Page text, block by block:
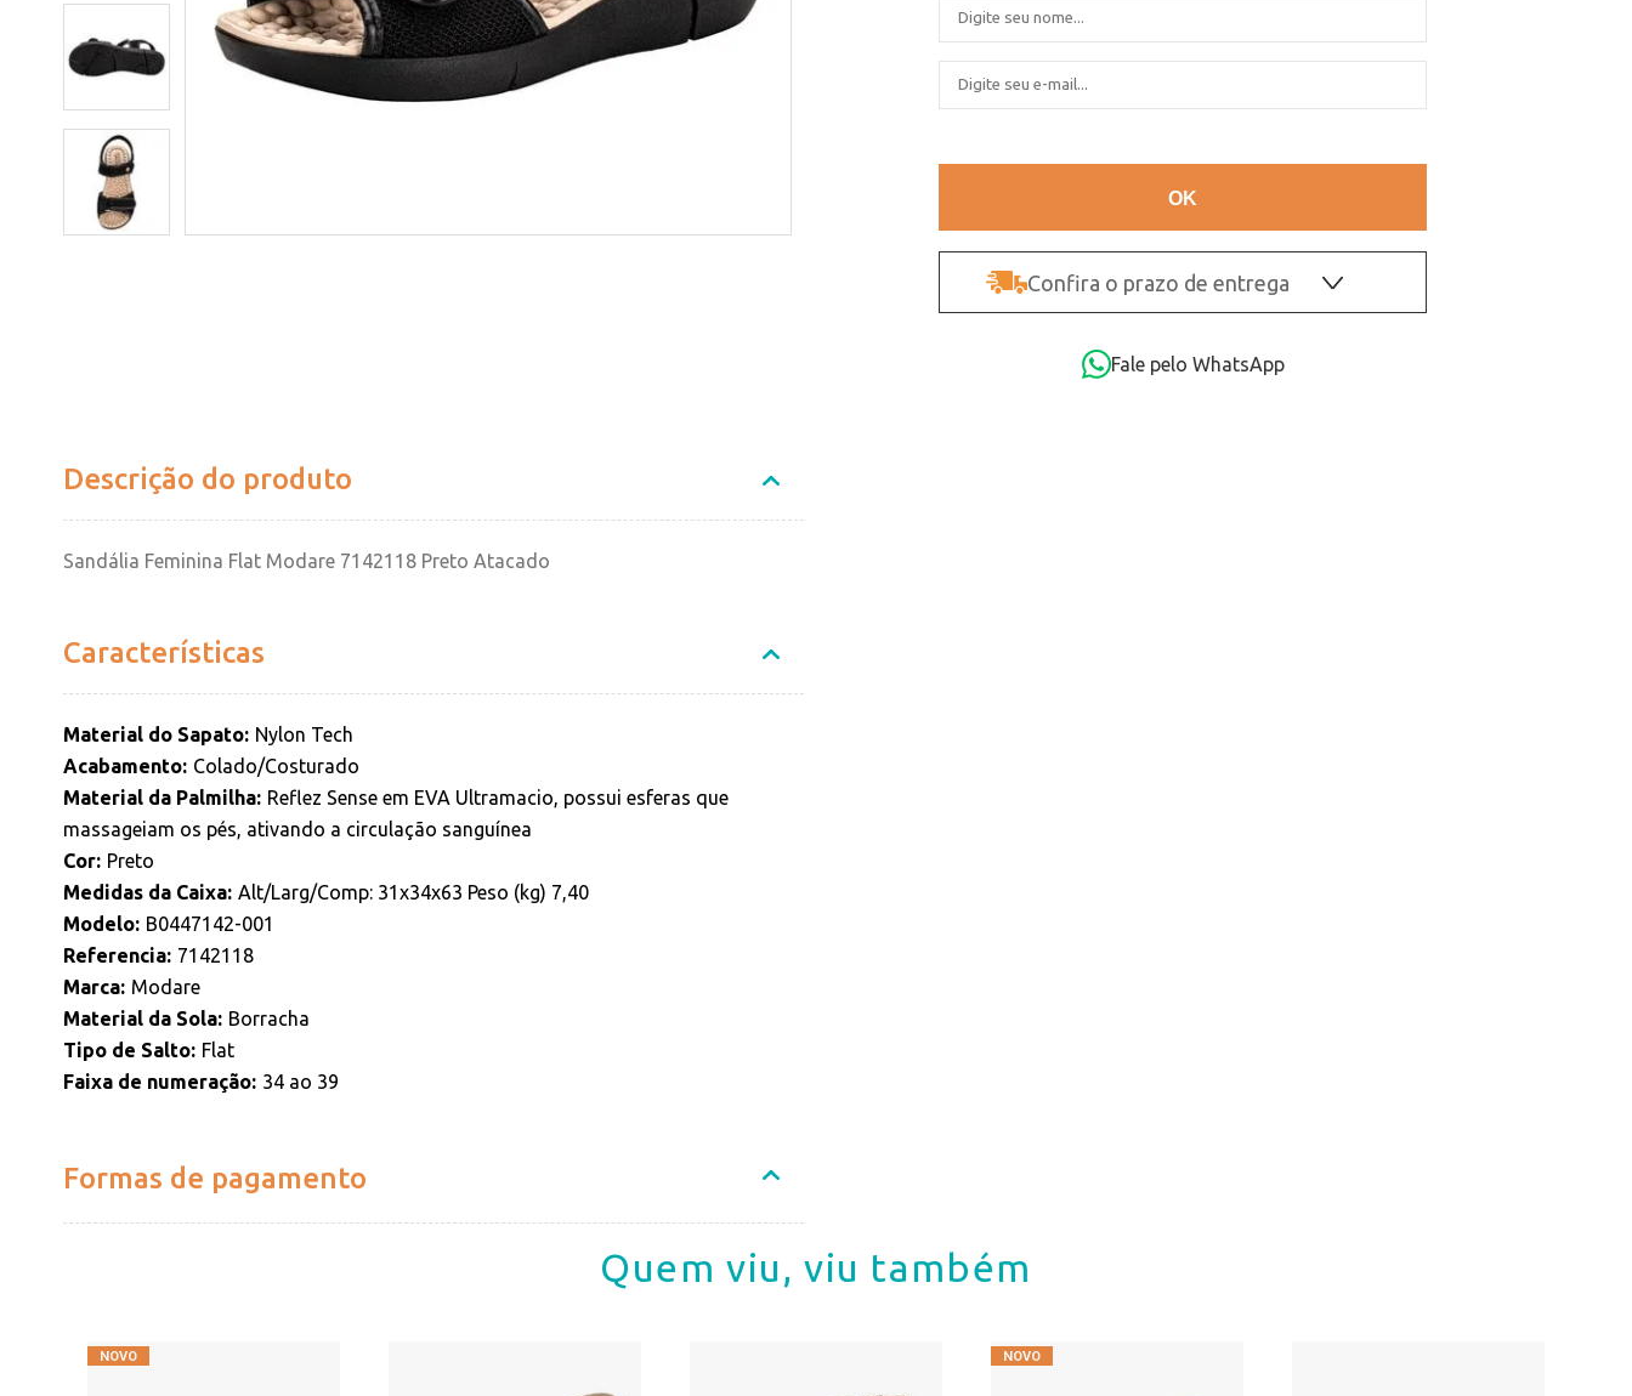
Confira o prazo de entrega
Fale pelo WhatsApp
Descrição do produto
Sandália Feminina Flat Modare 7142118 Preto Atacado
Características
Material do Sapato Nylon Tech
Acabamento Colado/Costurado
Material da Palmilha Reflez Sense em EVA Ultramacio, possui esferas que
massageiam os pés, ativando a circulação sanguínea
Cor Preto
Medidas da Caixa Alt/Larg/Comp: 31x34x63 Peso (kg) 7,40
Modelo B0447142-001
Referencia 7142118
Marca Modare
Material da Sola Borracha
Tipo de Salto Flat
Faixa de numeração 34 ao 39
Formas de pagamento
Quem viu, viu também